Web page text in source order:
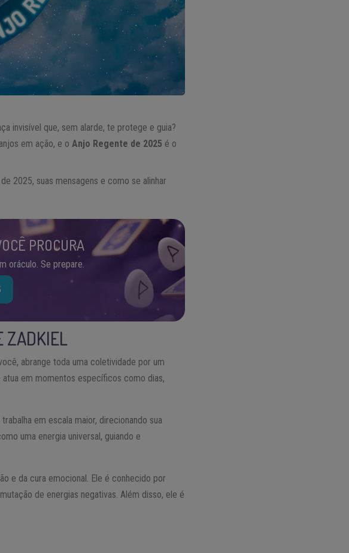
invisível que, sem alarde, te protege e guia?
em ação, e oAnjo Regente de 2025 é o
2025, suas mensagens e como se alinhar
PROCURA
oráculo. Se prepare.
ZADKIEL
abrange toda uma coletividade por um
atua em momentos específicos como dias,
trabalha em escala maior, direcionando sua
uma energia universal, guiando e
e da cura emocional. Ele é conhecido por
de energias negativas. Além disso, ele é